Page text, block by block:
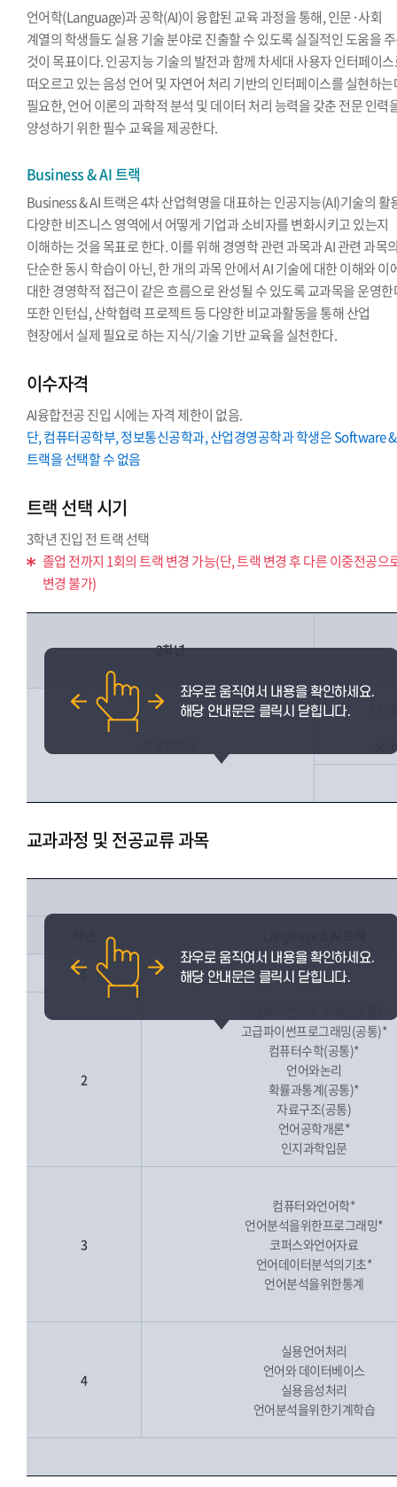
언어학(Language)과 공학(AI)이 융합된 교육 과정을 통해, 인문·사회
계열의 학생들도 실용 기술 분야로 진출할 수 있도록 실질적인 도움을
것이 목표이다. 인공지능 기술의 발전과 함께 차세대 사용자 인터페이
떠오르고 있는 음성 언어 및 자연어 처리 기반의 인터페이스를 실현하
필요한, 언어 이론의 과학적 분석 및 데이터 처리 능력을 갖춘 전문 인력
양성하기 위한 필수 교육을 제공한다.
Business & AI 트랙
Business & AI 트랙은 4차 산업혁명을 대표하는 인공지능(AI)기술의 활
다양한 비즈니스 영역에서 어떻게 기업과 소비자를 변화시키고 있는지
이해하는 것을 목표로 한다. 이를 위해 경영학 관련 과목과 AI 관련 과목
단순한 동시 학습이 아닌, 한 개의 과목 안에서 AI 기술에 대한 이해와 이
대한 경영학적 접근이 같은 흐름으로 완성될 수 있도록 교과목을 운영
또한 인턴십, 산학협력 프로젝트 등 다양한 비교과활동을 통해 산업
현장에서 실제 필요로 하는 지식/기술 기반 교육을 실천한다.
이수자격
AI융합전공 진입 시에는 자격 제한이 없음.
단, 컴퓨터공학부, 정보통신공학과, 산업경영공학과 학생은 Software
트랙을 선택할 수 없음
트랙 선택 시기
3학년 진입 전 트랙 선택
졸업 전까지 1회의 트랙 변경 가능(단, 트랙 변경 후 다른 이중전공으
변경 불가)
2학년
교과과정 및 전공교류 과목
1
2
고급파이썬프로그래밍(공통)*
컴퓨터수학(공통)*
언어와논리
확률과통계(공통)*
자료구조(공통)
언어공학개론*
인지과학입문
3
컴퓨터와언어학*
언어분석을위한프로그래밍*
코퍼스와언어자료
언어데이터분석의기초*
언어분석을위한통계
4
실용언어처리
언어와 데이터베이스
실용음성처리
언어분석을위한기계학습